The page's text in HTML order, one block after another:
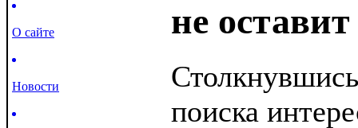
О сайте
Новости
не
поиска